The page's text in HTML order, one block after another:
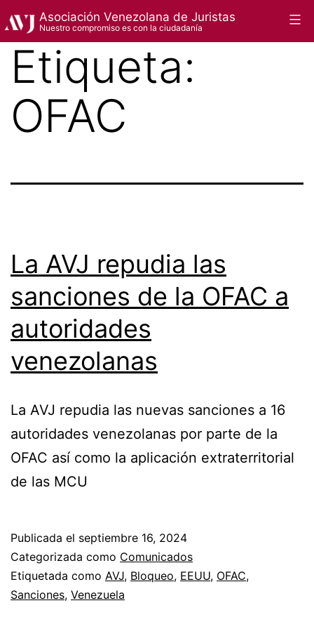
Saltar
al
contenido
Asociación Venezolana de Juristas
Nuestro compromiso es con la ciudadanía
Etiqueta:
OFAC
La AVJ repudia las
sanciones de la OFAC a
autoridades
venezolanas
La AVJ repudia las nuevas sanciones a 16
autoridades venezolanas por parte de la
OFAC así como la aplicación extraterritorial
de las MCU
Publicada el septiembre 16, 2024
Categorizada como Comunicados
Etiquetada como AVJ, Bloqueo, EEUU, OFAC,
Sanciones, Venezuela